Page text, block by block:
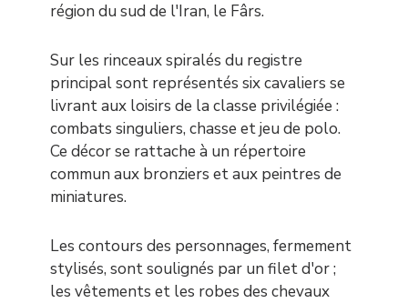
région du sud de l'Iran, le Fârs.
Sur les rinceaux spiralés du registre
principal sont représentés six cavaliers se
livrant aux loisirs de la classe privilégiée :
combats singuliers, chasse et jeu de polo.
Ce décor se rattache à un répertoire
commun aux bronziers et aux peintres de
miniatures.
Les contours des personnages, fermement
stylisés, sont soulignés par un filet d'or ;
les vêtements et les robes des chevaux